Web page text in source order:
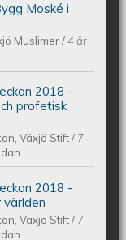
IN VAXJO |
I VÄXJÖ
| كن
Moské i
Muslimer/4 år
- Ordets
2018 -
profetisk
Växjö Stift/ 7
- Mod
2018 -
Växjö Stift/ 7